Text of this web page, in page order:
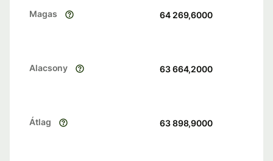
Magas 64 269,6000
Alacsony 63 664,2000
Átlag 63 898,9000